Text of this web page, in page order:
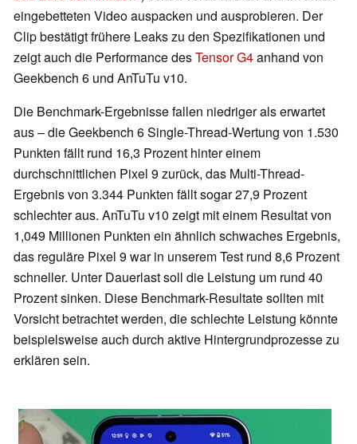
eingebetteten Video auspacken und ausprobieren. Der
Clip bestätigt frühere Leaks zu den Spezifikationen und
zeigt auch die Performance desTensor G4anhand von
Geekbench 6 und AnTuTu v10.
Die Benchmark-Ergebnisse fallen niedriger als erwartet
aus – die Geekbench 6 Single-Thread-Wertung von 1.530
Punkten fällt rund 16,3 Prozent hinter einem
durchschnittlichen Pixel 9 zurück, das Multi-Thread-
Ergebnis von 3.344 Punkten fällt sogar 27,9 Prozent
schlechter aus. AnTuTu v10 zeigt mit einem Resultat von
1,049 Millionen Punkten ein ähnlich schwaches Ergebnis,
das reguläre Pixel 9 war in unserem Test rund 8,6 Prozent
schneller. Unter Dauerlast soll die Leistung um rund 40
Prozent sinken. Diese Benchmark-Resultate sollten mit
Vorsicht betrachtet werden, die schlechte Leistung könnte
beispielsweise auch durch aktive Hintergrundprozesse zu
erklären sein.